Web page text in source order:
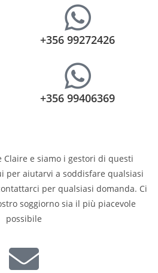
+356 99272426
+356 99406369
Claire e siamo i gestori di questi
per aiutarvi a soddisfare qualsiasi
per qualsiasi domanda. Ci
soggiorno sia il più piacevole
possibile